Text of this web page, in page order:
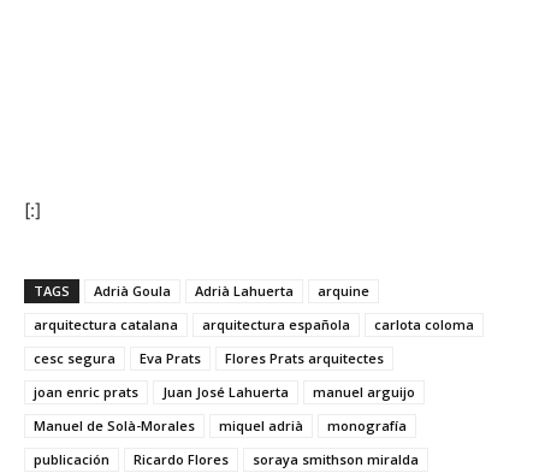
[:]
TAGS Adrià Goula Adrià Lahuerta
arquine
arquitectura catalana
arquitectura española
carlota coloma
cesc segura
Eva Prats
Flores Prats arquitectes
joan enric prats
Juan José Lahuerta
manuel arguijo
Manuel de Solà-Morales
miquel adrià
monografía
publicación
Ricardo Flores
soraya smithson miralda